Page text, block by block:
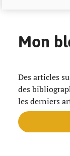
Mon
Des articles
des
les derniers